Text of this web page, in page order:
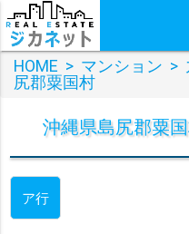
HOME > マンション >
尻郡粟国村
沖縄県島尻郡粟
ア行